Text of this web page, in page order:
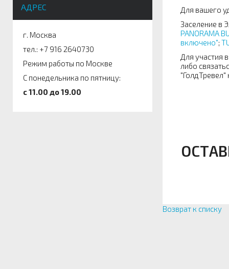
АДРЕС
г. Москва
тел.: +7 916 2640730
Режим работы по Москве
С понедельника по пятницу:
c 11.00 до 19.00
Для вашего
Заселение в
PANORAMA
включено";
Для участия
либо
Возврат к списку